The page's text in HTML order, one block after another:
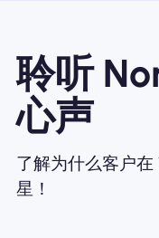
聆听
心声
了解为什么客户
星！